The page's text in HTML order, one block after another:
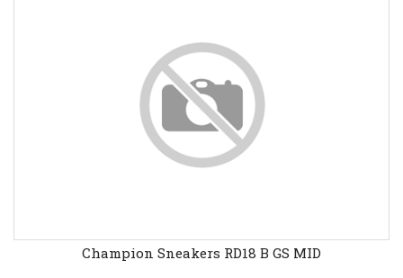
Champion Sneakers RD18 B GS MID